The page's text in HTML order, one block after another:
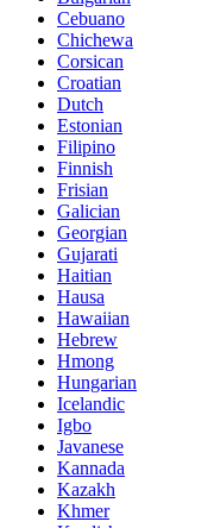
Cebuano
Chichewa
Corsican
Croatian
Dutch
Estonian
Filipino
Finnish
Frisian
Galician
Georgian
Gujarati
Haitian
Hausa
Hawaiian
Hebrew
Hmong
Hungarian
Icelandic
Igbo
Javanese
Kannada
Kazakh
Khmer